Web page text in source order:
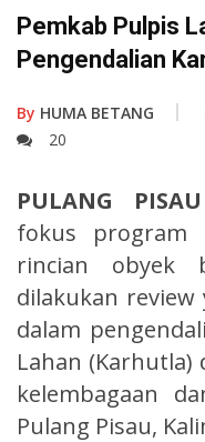
Pemkab Pulpis
Pengendalian
By HUMA BETANG
20
PULANG
fokus program
rincian obyek
dilakukan
dalam
Lahan (Karhutla)
kelembagaan
Pulang Pisau,